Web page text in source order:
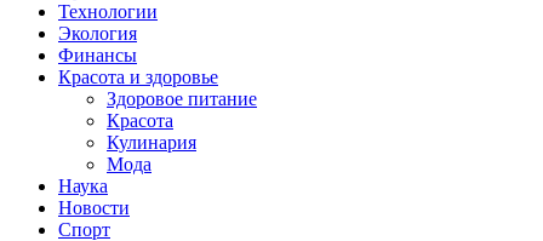
Технологии
Экология
Финансы
Красота и здоровье
Здоровое питание
Красота
Кулинария
Мода
Наука
Новости
Спорт